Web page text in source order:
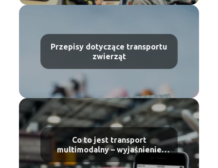
Przepisy dotyczące transportu
zwierząt
Co to jest transport
multimodalny – wyjaśnienie
pojęcia